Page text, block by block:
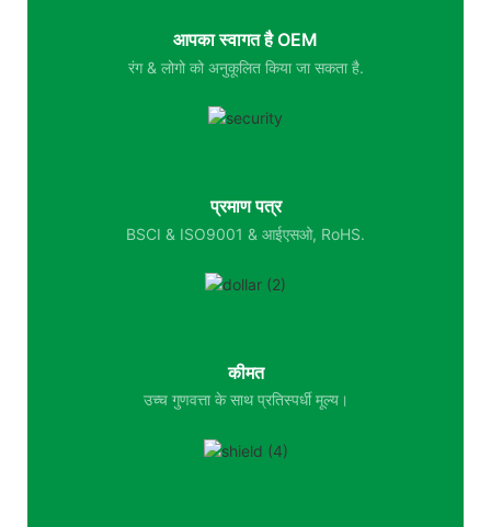
आपका स्वागत है OEM
रंग & लोगो को अनुकूलित किया जा सकता है.
प्रमाण पत्र
BSCI & ISO9001 & आईएसओ, RoHS.
कीमत
उच्च गुणवत्ता के साथ प्रतिस्पर्धी मूल्य।